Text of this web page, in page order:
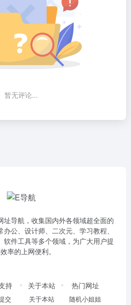
暂无评论...
址导航，收集国内外各领域超全面的
公、设计师、二次元、学习教程、
软件工具等多个领域，为广大用户提
率的上网便利。
持
交
关于本站
关于本站
热门网址
随机小姐姐